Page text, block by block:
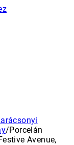
/Porcelán
Avenue,